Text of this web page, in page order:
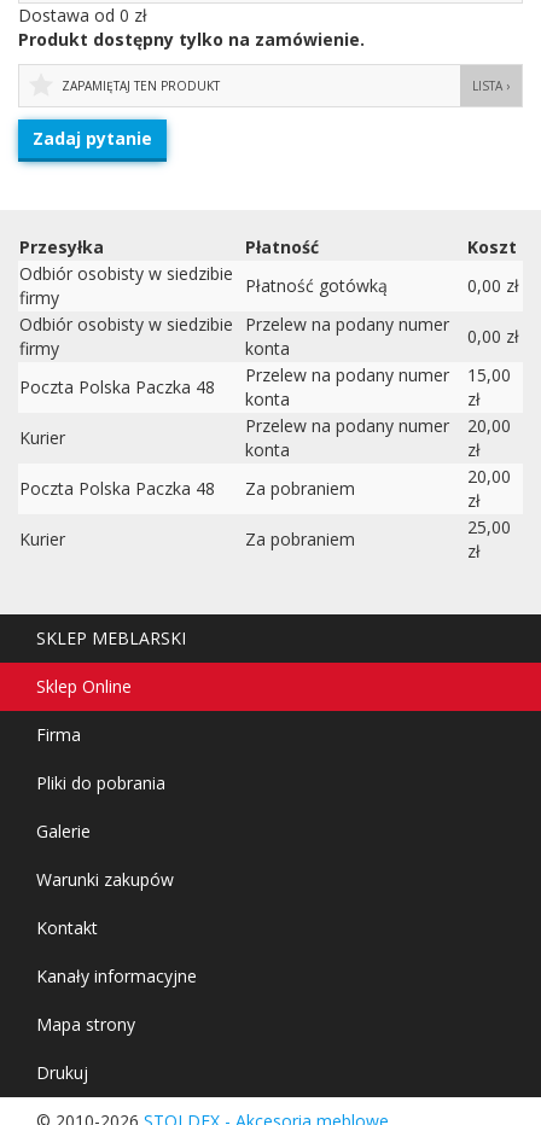
Dostawa od 0 zł
Produkt dostępny tylko na zamówienie.
LISTA ›
ZAPAMIĘTAJ TEN PRODUKT
Zadaj pytanie
Przesyłka Płatność
Koszt
Odbiór osobisty w siedzibie
firmy
Płatność gotówką
0,00 zł
Odbiór osobisty w siedzibie
firmy
Przelew na podany numer
konta
0,00 zł
Poczta Polska Paczka 48
Przelew na podany numer
konta
15,00
zł
Kurier
Przelew na podany numer
konta
20,00
zł
Poczta Polska Paczka 48
Za pobraniem
20,00
zł
Kurier
Za pobraniem
25,00
zł
SKLEP MEBLARSKI
Sklep Online
Firma
Pliki do pobrania
Galerie
Warunki zakupów
Kontakt
Kanały informacyjne
Mapa strony
Drukuj